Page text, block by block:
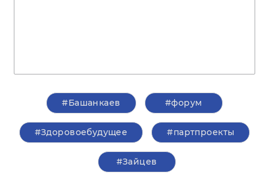
#Башанкаев #форум
#Здоровоебудущее #партпроекты
#Зайцев